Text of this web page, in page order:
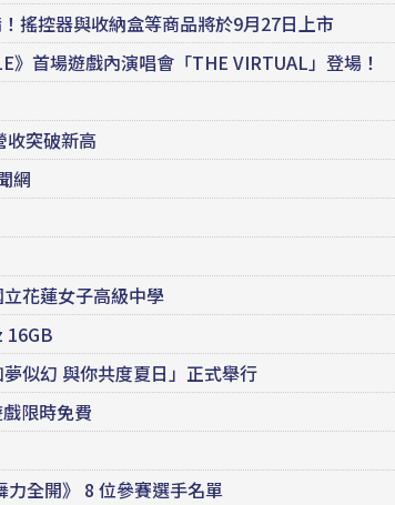
搖控器與收納盒等商品將於9月27日上市
首場遊戲內演唱會「THE VIRTUAL」登場！
突破新高
網
花蓮女子高級中學
16GB
似幻 與你共度夏日」正式舉行
限時免費
力全開》 8 位參賽選手名單